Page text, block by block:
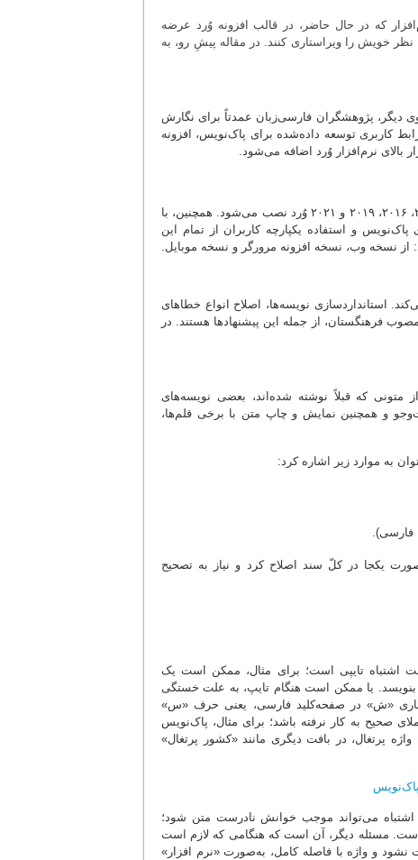
که در حال حاضر، در قالب افزونه وُرد عرضه
خویش را ویراستاری کنند. در مقاله پیشِ رو، به
دیگر، پژوهشگران فارسی‌زبان عمدتاً برای نگارش
کاربری توسعه داده‌شده برای پاک‌نویس، افزونه
شایان ذکر است که در حال حاضر، نرم‌افزار پاک‌نویس روی نسخه‌های: ۲۰۱۰، ۲۰۱۳، ۲۰۱۶، ۲۰۱۹ و ۲۰۲۱ وُرد نصب می‌شود. همچنین، با
و استفاده یکپارچه کاربران از تمام این
از نسخه وب، نسخه افزونه مرورگر و نسخه موبایل.
استانداردسازی نویسه‌ها، اصلاح انواع خطاهای
مصوب فرهنگستان، از جمله این پیشنهادها هستند. در
متونی که قبلاً نوشته شده‌اند، بعضی نویسه‌های
و همچنین نمایش و چاپ متن با برخی قلم‌ها،
به موارد زیر اشاره کرد:
فارسی).
یکجا در کلّ سند اصلاح کرد و نیاز به تصحیح
اشتباه تایپی است؛ برای مثال، ممکن است یک
یا ممکن است هنگام تایپ، به علت خستگی
«ش» در صفحه‌کلید فارسی، یعنی حرف «س»
صحیح به کار نرفته باشد؛ برای مثال، پاک‌نویس
پرتغال، در بافت دیگری مانند «کشور پرتغال»
اشتباه می‌تواند موجب خوانش نادرست متن شود؛
مسئله دیگر، آن است که هنگامی که لازم است
نشود و واژه با فاصله کامل، به‌صورت «نرم افزار»